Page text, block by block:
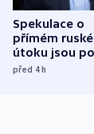
Spekulace o
přímém
útoku jsou
míní estonský
před 4h